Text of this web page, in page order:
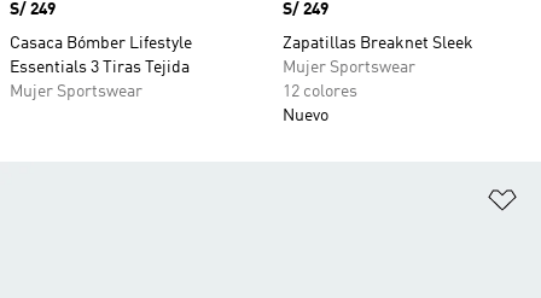
Precio
S/ 249
Casaca Bómber Lifestyle
Essentials 3 Tiras Tejida
Mujer Sportswear
Precio
S/ 249
Zapatillas Breaknet Sleek
Mujer Sportswear
12 colores
Nuevo